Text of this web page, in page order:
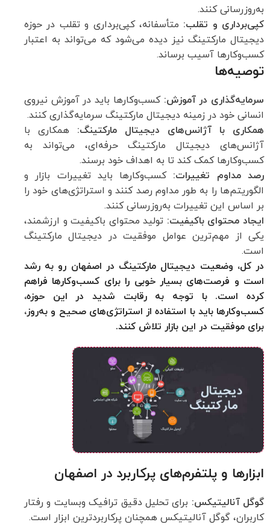
به‌روزرسانی کنند.
کپی‌برداری و تقلب: متأسفانه، کپی‌برداری و تقلب در حوزه
دیجیتال مارکتینگ نیز دیده می‌شود که می‌تواند به اعتبار
کسب‌وکارها آسیب برساند.
توصیه‌ها
سرمایه‌گذاری در آموزش: کسب‌وکارها باید در آموزش نیروی
انسانی خود در زمینه دیجیتال مارکتینگ سرمایه‌گذاری کنند.
همکاری با آژانس‌های دیجیتال مارکتینگ: همکاری با
آژانس‌های دیجیتال مارکتینگ حرفه‌ای، می‌تواند به
کسب‌وکارها کمک کند تا به اهداف خود برسند.
رصد مداوم تغییرات: کسب‌وکارها باید تغییرات بازار و
الگوریتم‌ها را به طور مداوم رصد کنند و استراتژی‌های خود را
بر اساس این تغییرات به‌روزرسانی کنند.
ایجاد محتوای باکیفیت: تولید محتوای باکیفیت و ارزشمند،
یکی از مهم‌ترین عوامل موفقیت در دیجیتال مارکتینگ
است.
در کل، وضعیت دیجیتال مارکتینگ در اصفهان رو به رشد
است و فرصت‌های بسیار خوبی را برای کسب‌وکارها فراهم
کرده است. با توجه به رقابت شدید در این حوزه،
کسب‌وکارها باید با استفاده از استراتژی‌های صحیح و به‌روز،
برای موفقیت در این بازار تلاش کنند.
ابزارها و پلتفرم‌های پرکاربرد در اصفهان
گوگل آنالیتیکس: برای تحلیل دقیق ترافیک وبسایت و رفتار
کاربران، گوگل آنالیتیکس همچنان پرکاربردترین ابزار است.